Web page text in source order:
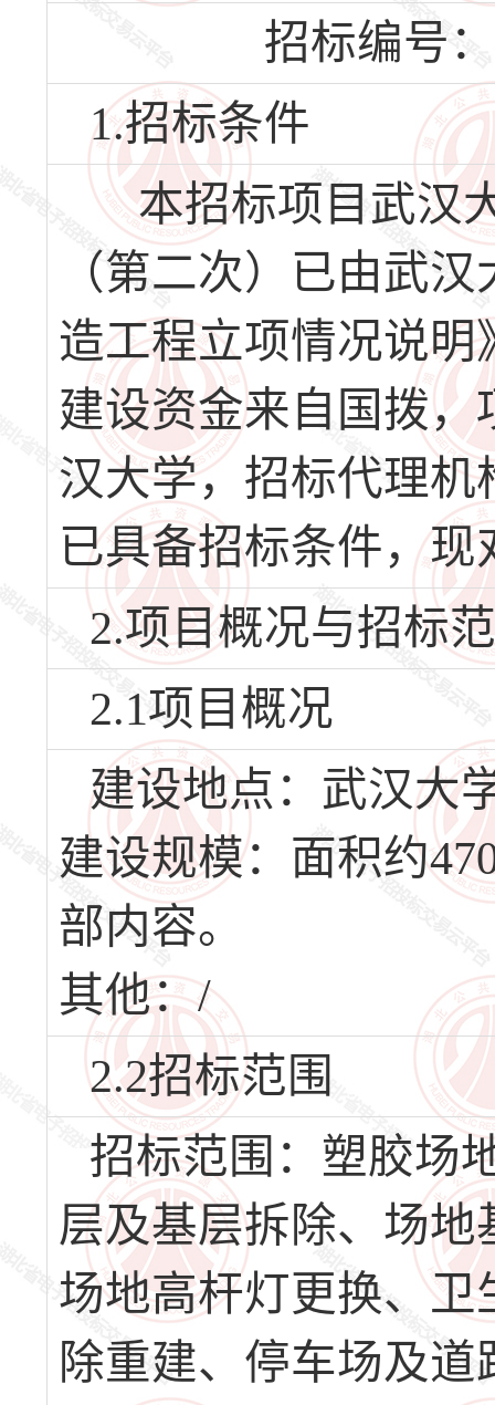
招标编号
1.招标条件
本招标项目武汉
（第二次）已由武
造工程立项情况说
建设资金来自国拨，
汉大学，招标代理
已具备招标条件，
2.项目概况与招标
2.1项目概况
建设地点：武汉大
建设规模：面积约
部内容。
其他：/
2.2招标范围
招标范围：塑胶场
层及基层拆除、场
场地高杆灯更换、
除重建、停车场及